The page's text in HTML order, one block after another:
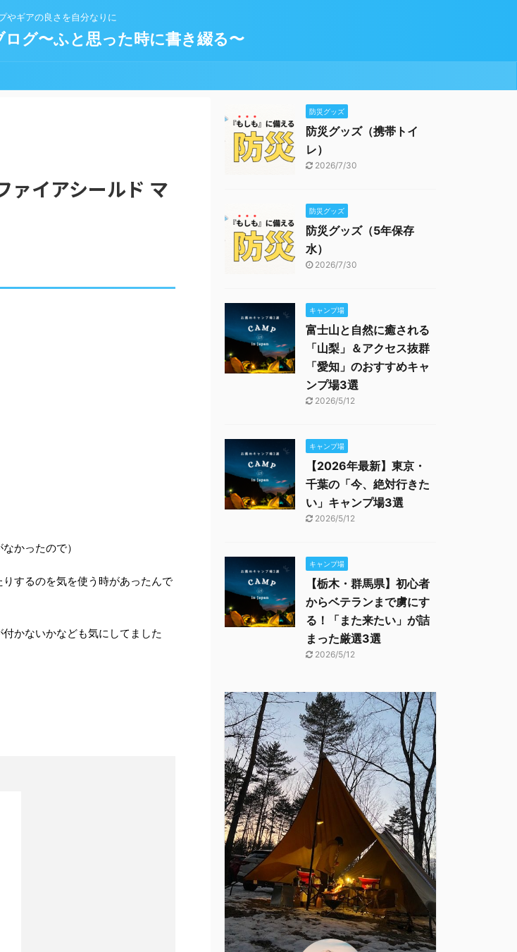
やギアの良さを自分なりに
グ〜ふと思った時に書き綴る〜
ァイアシールド マ
かったので）
するのを気を使う時があったんで
かないかなども気にしてました
防災グッズ
防災グッズ（携帯トイ
レ）
2026/7/30
防災グッズ
防災グッズ（5年保存
水）
2026/7/30
キャンプ場
富士山と自然に癒される
「山梨」＆アクセス抜群
「愛知」のおすすめキャ
ンプ場3選
2026/5/12
キャンプ場
【2026年最新】東京・
千葉の「今、絶対行きた
い」キャンプ場3選
2026/5/12
キャンプ場
【栃木・群馬県】初心者
からベテランまで虜にす
る！「また来たい」が詰
まった厳選3選
2026/5/12